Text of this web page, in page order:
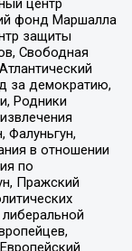
центр
фонд Маршалла
защиты
Свободная
за демократию,
Родники
Фалуньгун,
в отношении
по
Пражский